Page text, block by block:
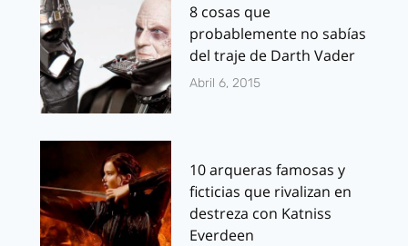
8 cosas que
probablemente no sabías
del traje de Darth Vader
Abril 6, 2015
10 arqueras famosas y
ficticias que rivalizan en
destreza con Katniss
Everdeen